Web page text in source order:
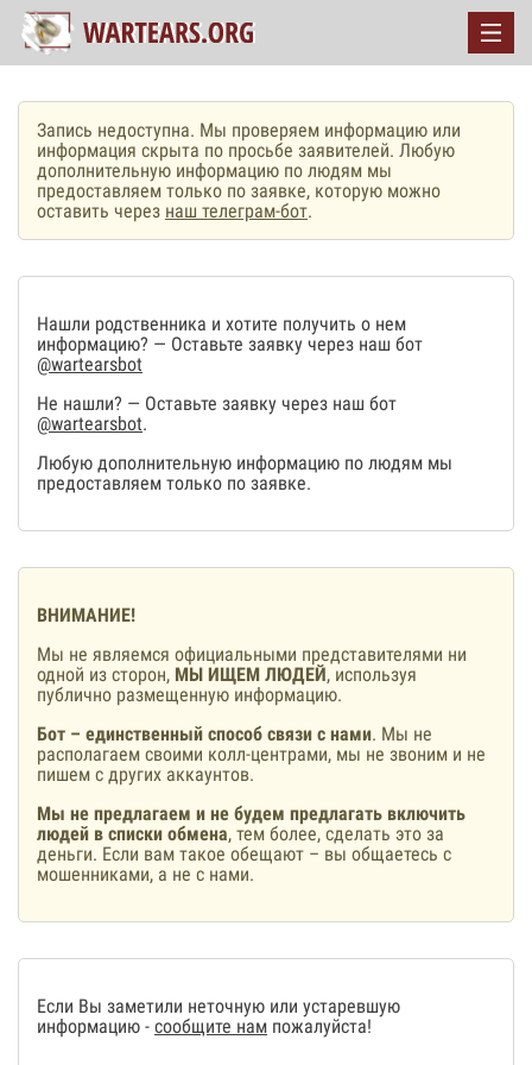
Запись недоступна. Мы проверяем информацию или
информация скрыта по просьбе заявителей. Любую
дополнительную информацию по людям мы
предоставляем только по заявке, которую можно
оставить через наш телеграм-бот.
Нашли родственника и хотите получить о нем
информацию? — Оставьте заявку через наш бот
@wartearsbot
Не нашли? — Оставьте заявку через наш бот
@wartearsbot.
Любую дополнительную информацию по людям мы
предоставляем только по заявке.
ВНИМАНИЕ!
Мы не являемся официальными представителями ни
одной из сторон, МЫ ИЩЕМ ЛЮДЕЙ, используя
публично размещенную информацию.
Бот – единственный способ связи с нами. Мы не
располагаем своими колл-центрами, мы не звоним и не
пишем с других аккаунтов.
Мы не предлагаем и не будем предлагать включить
людей в списки обмена, тем более, сделать это за
деньги. Если вам такое обещают – вы общаетесь с
мошенниками, а не с нами.
Если Вы заметили неточную или устаревшую
информацию - сообщите нам пожалуйста!